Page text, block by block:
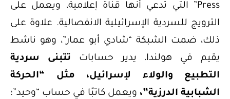
Press” التي تدعي أنها قناة إعلامية، ويعمل على
الترويج للسردية الإسرائيلية الانفصالية. علاوة على
ذلك، ضمت الشبكة “شادي أبو عمار”، وهو ناشط
يقيم في هولندا، يدير حسابات
تتبنى سردية
التطبيع والولاء لإسرائيل، مثل “الحركة
الشبابية الدرزية”،ويعمل كاتبًا في حساب “وحيد”؛